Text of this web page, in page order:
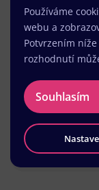
Používáme
webu a
Potvrzením
rozhodnutí
Souhlasím